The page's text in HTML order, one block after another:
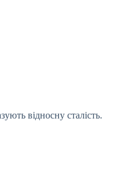
відносну сталість.